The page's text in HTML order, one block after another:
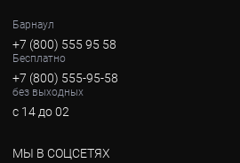
Барнаул
+7 (800) 555 95 58
Бесплатно
+7 (800) 555-95-58
без выходных
с 14 до 02
МЫ В СОЦСЕТЯХ